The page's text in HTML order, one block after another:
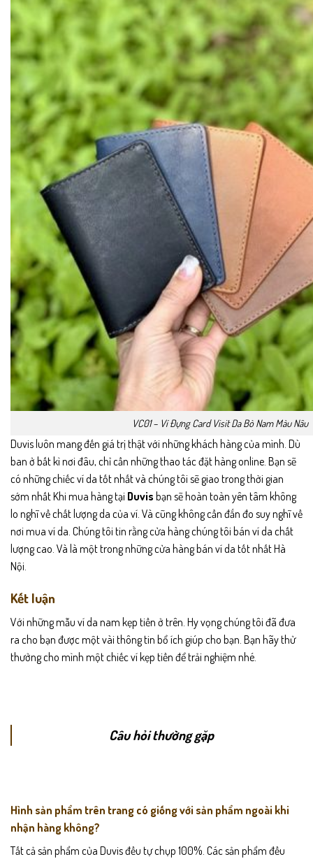
VC01 – Ví Đựng Card Visit Da Bò Nam Màu Nâu
Duvis luôn mang đến giá trị thật với những khách hàng của mình. Dù
ban ở bất kì nơi đâu, chỉ cần những thao tác đặt hàng online. Bạn sẽ
có những chiếc ví da tốt nhất và chúng tôi sẽ giao trong thời gian
sớm nhất Khi mua hàng tại Duvis bạn sẽ hoàn toàn yên tâm không
lo nghĩ về chất lượng da của ví. Và cũng không cần đắn đo suy nghĩ về
nơi mua ví da. Chúng tôi tin rằng cửa hàng chúng tôi bán ví da chất
lượng cao. Và là một trong những cửa hàng bán ví da tốt nhất Hà
Nội.
Kết luận
Với những mẫu ví da nam kẹp tiền ở trên. Hy vọng chúng tôi đã đưa
ra cho bạn được một vài thông tin bổ ích giúp cho bạn. Bạn hãy thử
thưởng cho mình một chiếc ví kẹp tiền để trải nghiệm nhé.
Câu hỏi thường gặp
Hình sản phẩm trên trang có giống với sản phẩm ngoài khi
nhận hàng không?
Tất cả sản phẩm của Duvis đều tự chụp 100%. Các sản phẩm đều